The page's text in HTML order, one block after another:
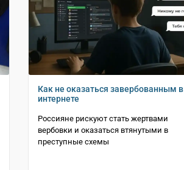
Как не оказаться завербованным в
интернете
Россияне рискуют стать жертвами
вербовки и оказаться втянутыми в
преступные схемы